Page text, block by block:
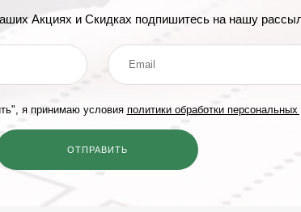
Акциях и Скидках подпишитесь на нашу
я принимаю условия политики обработки